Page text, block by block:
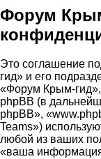
Форум
Это соглашение
гид» и его
«Форум Крым-
phpBB (в
phpBB»,
Teams»)
любой из ваших
«ваша